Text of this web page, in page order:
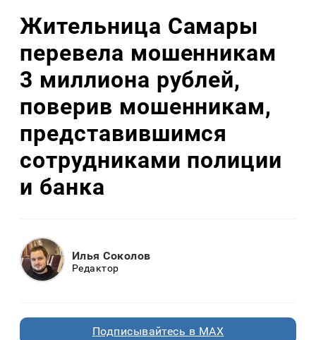
Жительница Самары
перевела мошенникам
3 миллиона рублей,
поверив мошенникам,
представившимся
сотрудниками полиции
и банка
Илья Соколов
Редактор
Подписывайтесь в MAX